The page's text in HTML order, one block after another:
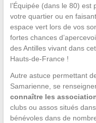
l’Équipée (dans le 80)
votre quartier ou en
espace vert lors de vos
fortes chances
des Antilles vivant dans
Hauts-de-France !
Autre astuce permettant
Samarienne, se
connaître les
clubs ou assos situés
bénévoles dans de